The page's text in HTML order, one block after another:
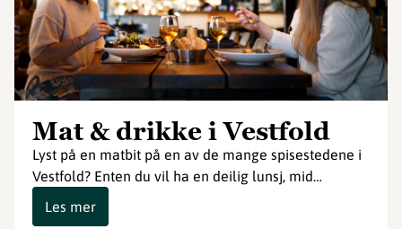
Mat & drikke i Vestfold
Lyst på en matbit på en av de mange spisestedene i
Vestfold? Enten du vil ha en deilig lunsj, mid…
Les mer